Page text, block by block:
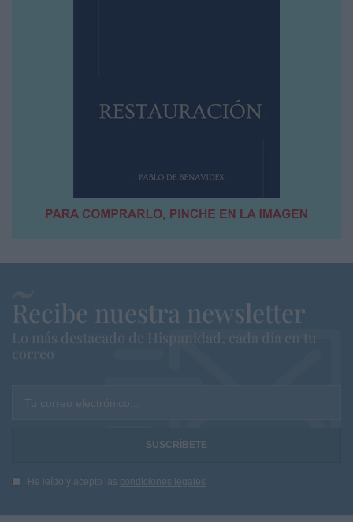
Recibe nuestra newsletter
Lo más destacado de Hispanidad, cada dia en tu
correo
Tu correo electrónico...
He leído y acepto las condiciones legales